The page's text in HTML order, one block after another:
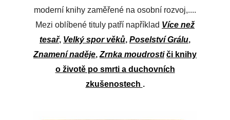
moderní knihy zaměřené na osobní rozvoj,....
Mezi oblíbené tituly patří například Více než
tesař, Velký spor věků, Poselství Grálu,
Znamení naděje, Zrnka moudrosti či knihy
o životě po smrti a duchovních
zkušenostech .